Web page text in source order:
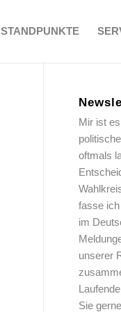
STANDPUNKTE
Mir ist
oftmals
fasse
im
unserer
Sie